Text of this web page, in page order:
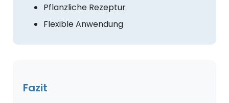
Pflanzliche Rezeptur
Flexible Anwendung
Fazit